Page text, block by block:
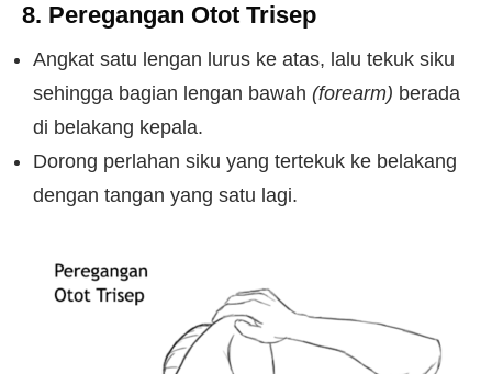
8. Peregangan Otot Trisep
Angkat satu lengan lurus ke atas, lalu tekuk siku
sehingga bagian lengan bawah (forearm) berada
di belakang kepala.
Dorong perlahan siku yang tertekuk ke belakang
dengan tangan yang satu lagi.